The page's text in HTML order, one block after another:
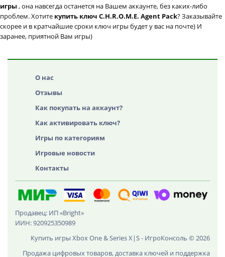
игры , она навсегда останется на Вашем аккаунте, без каких-либо
проблем. Хотите купить ключ C.H.R.O.M.E. Agent Pack? Заказывайте
скорее и в кратчайшие сроки ключ игры будет у вас на почте) И
заранее, приятной Вам игры)
О нас
Отзывы
Как покупать на аккаунт?
Как активировать ключ?
Игры по категориям
Игровые новости
Контакты
Продавец: ИП «Bright»
ИИН: 920925350989
Купить игры Xbox One & Series X|S - ИгроКонсоль © 2026
Продажа цифровых товаров, доставка ключей и поддержка